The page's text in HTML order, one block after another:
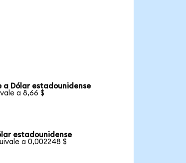
a Dólar estadounidense
a 8,66 $
estadounidense
a 0,002248 $